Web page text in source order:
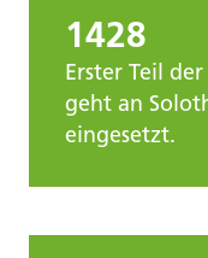
1428
Erster Teil
geht an
eingesetzt.